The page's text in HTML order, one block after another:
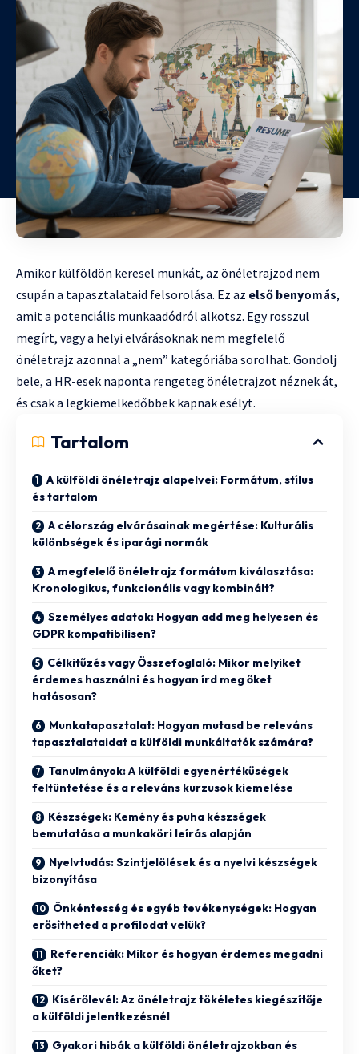
Amikor külföldön keresel munkát, az önéletrajzod nem
csupán a tapasztalataid felsorolása. Ez az első benyomás,
amit a potenciális munkaadódról alkotsz. Egy rosszul
megírt, vagy a helyi elvárásoknak nem megfelelő
önéletrajz azonnal a „nem” kategóriába sorolhat. Gondolj
bele, a HR-esek naponta rengeteg önéletrajzot néznek át,
és csak a legkiemelkedőbbek kapnak esélyt.
Tartalom
A külföldi önéletrajz alapelvei: Formátum, stílus
és tartalom
A célország elvárásainak megértése: Kulturális
különbségek és iparági normák
A megfelelő önéletrajz formátum kiválasztása:
Kronologikus, funkcionális vagy kombinált?
Személyes adatok: Hogyan add meg helyesen és
GDPR kompatibilisen?
Célkitűzés vagy Összefoglaló: Mikor melyiket
érdemes használni és hogyan írd meg őket
hatásosan?
Munkatapasztalat: Hogyan mutasd be releváns
tapasztalataidat a külföldi munkáltatók számára?
Tanulmányok: A külföldi egyenértékűségek
feltüntetése és a releváns kurzusok kiemelése
Készségek: Kemény és puha készségek
bemutatása a munkaköri leírás alapján
Nyelvtudás: Szintjelölések és a nyelvi készségek
bizonyítása
Önkéntesség és egyéb tevékenységek: Hogyan
erősítheted a profilodat velük?
Referenciák: Mikor és hogyan érdemes megadni
őket?
Kísérőlevél: Az önéletrajz tökéletes kiegészítője
a külföldi jelentkezésnél
Gyakori hibák a külföldi önéletrajzokban és